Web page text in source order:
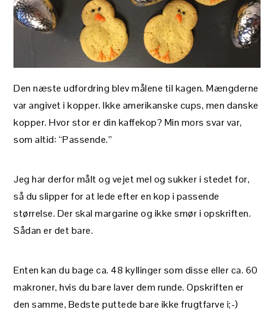
Den næste udfordring blev målene til kagen. Mængderne
var angivet i kopper. Ikke amerikanske cups, men danske
kopper. Hvor stor er din kaffekop? Min mors svar var,
som altid: “Passende.”
Jeg har derfor målt og vejet mel og sukker i stedet for,
så du slipper for at lede efter en kop i passende
størrelse. Der skal margarine og ikke smør i opskriften.
Sådan er det bare.
Enten kan du bage ca. 48 kyllinger som disse eller ca. 60
makroner, hvis du bare laver dem runde. Opskriften er
den samme, Bedste puttede bare ikke frugtfarve i;-)